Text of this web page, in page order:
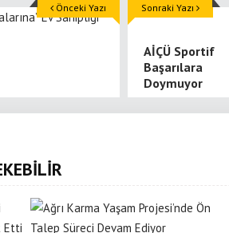
Önceki Yazı
AİÇÜ Sportif
Başarılara
Doymuyor
Sonraki Yazı